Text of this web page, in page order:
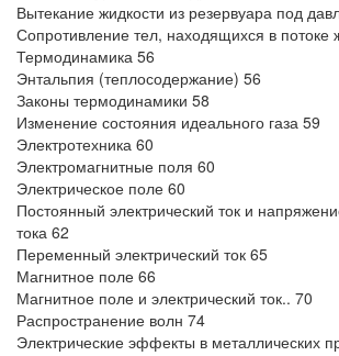
Вытекание жидкости из резервуара под
Сопротивление тел, находящихся в потоке
Термодинамика 56
Энтальпия (теплосодержание) 56
Законы термодинамики 58
Изменение состояния идеального газа 59
Электротехника 60
Электромагнитные поля 60
Электрическое поле 60
Постоянный электрический ток и
тока 62
Переменный электрический ток 65
Магнитное поле 66
Магнитное поле и электрический ток.. 70
Распространение волн 74
Электрические эффекты в металлических